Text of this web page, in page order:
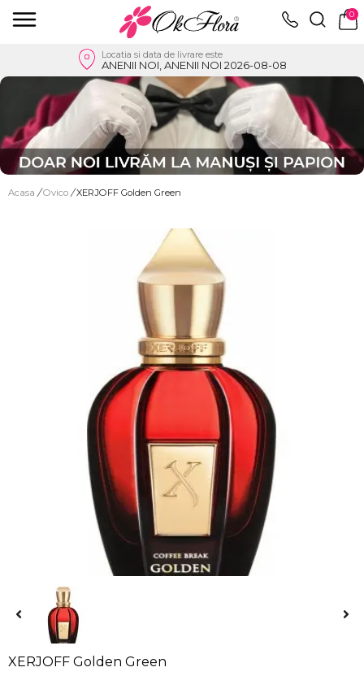
0
Locatia si data de livrare este
ANENII NOI, ANENII NOI 2026-08-08
Acasa / Ovico / XERJOFF Golden Green
XERJOFF Golden Green